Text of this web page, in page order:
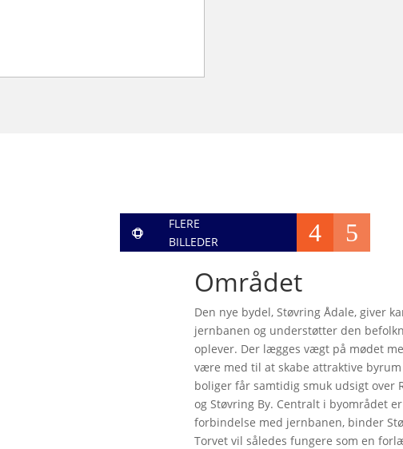
0
0
FLERE
BILLEDER
4 5
Området
Den nye bydel, Støvring Ådale, giver
jernbanen og understøtter den
oplever. Der lægges vægt på mødet
være med til at skabe attraktive
boliger får samtidig smuk udsigt over
og Støvring By. Centralt i byområdet
forbindelse med jernbanen, binder
Torvet vil således fungere som en